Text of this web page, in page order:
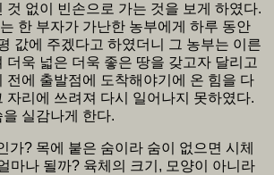
것 없이 빈손으로 가는 것을 보게 하였다.
한 부자가 가난한 농부에게 하루 동안
값에 주겠다고 하였더니 그 농부는 이른
더욱 넓은 더욱 좋은 땅을 갖고자 달리고
전에 출발점에 도착해야기에 온 힘을 다
자리에 쓰려져 다시 일어나지 못하였다.
실감나게 한다.
가? 목에 붙은 숨이라 숨이 없으면 시체
마나 될까? 육체의 크기, 모양이 아니라